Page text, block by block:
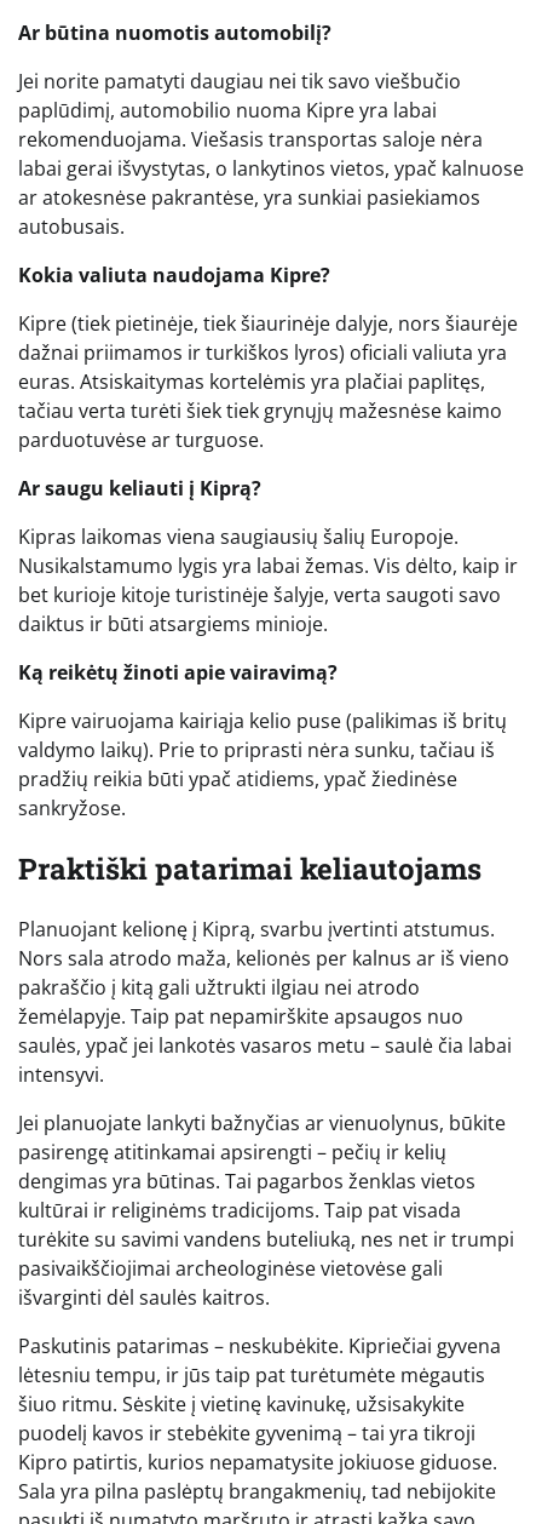
Ar būtina nuomotis automobilį?
Jei norite pamatyti daugiau nei tik savo viešbučio
paplūdimį, automobilio nuoma Kipre yra labai
rekomenduojama. Viešasis transportas saloje nėra
labai gerai išvystytas, o lankytinos vietos, ypač kalnuose
ar atokesnėse pakrantėse, yra sunkiai pasiekiamos
autobusais.
Kokia valiuta naudojama Kipre?
Kipre (tiek pietinėje, tiek šiaurinėje dalyje, nors šiaurėje
dažnai priimamos ir turkiškos lyros) oficiali valiuta yra
euras. Atsiskaitymas kortelėmis yra plačiai paplitęs,
tačiau verta turėti šiek tiek grynųjų mažesnėse kaimo
parduotuvėse ar turguose.
Ar saugu keliauti į Kiprą?
Kipras laikomas viena saugiausių šalių Europoje.
Nusikalstamumo lygis yra labai žemas. Vis dėlto, kaip ir
bet kurioje kitoje turistinėje šalyje, verta saugoti savo
daiktus ir būti atsargiems minioje.
Ką reikėtų žinoti apie vairavimą?
Kipre vairuojama kairiąja kelio puse (palikimas iš britų
valdymo laikų). Prie to priprasti nėra sunku, tačiau iš
pradžių reikia būti ypač atidiems, ypač žiedinėse
sankryžose.
Praktiški patarimai keliautojams
Planuojant kelionę į Kiprą, svarbu įvertinti atstumus.
Nors sala atrodo maža, kelionės per kalnus ar iš vieno
pakraščio į kitą gali užtrukti ilgiau nei atrodo
žemėlapyje. Taip pat nepamirškite apsaugos nuo
saulės, ypač jei lankotės vasaros metu – saulė čia labai
intensyvi.
Jei planuojate lankyti bažnyčias ar vienuolynus, būkite
pasirengę atitinkamai apsirengti – pečių ir kelių
dengimas yra būtinas. Tai pagarbos ženklas vietos
kultūrai ir religinėms tradicijoms. Taip pat visada
turėkite su savimi vandens buteliuką, nes net ir trumpi
pasivaikščiojimai archeologinėse vietovėse gali
išvarginti dėl saulės kaitros.
Paskutinis patarimas – neskubėkite. Kipriečiai gyvena
lėtesniu tempu, ir jūs taip pat turėtumėte mėgautis
šiuo ritmu. Sėskite į vietinę kavinukę, užsisakykite
puodelį kavos ir stebėkite gyvenimą – tai yra tikroji
Kipro patirtis, kurios nepamatysite jokiuose giduose.
Sala yra pilna paslėptų brangakmenių, tad nebijokite